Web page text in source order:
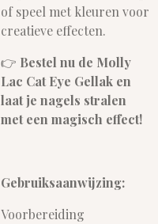
of speel met kleuren voor
creatieve effecten.
👉 Bestel nu de Molly
Lac Cat Eye Gellak en
laat je nagels stralen
met een magisch effect!
Gebruiksaanwijzing:
Voorbereiding